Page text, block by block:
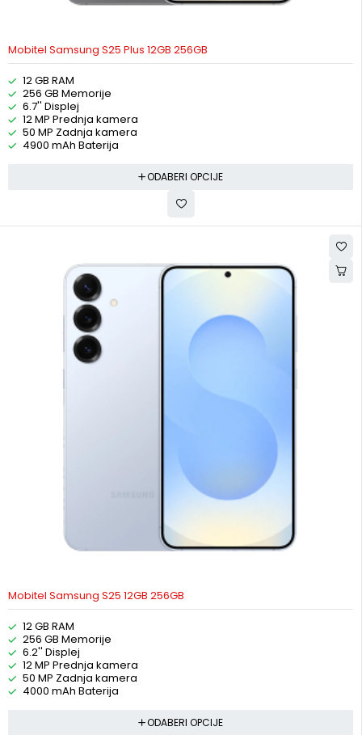
Mobitel Samsung S25 Plus 12GB 256GB
12 GB RAM
256 GB Memorije
6.7'' Displej
12 MP Prednja kamera
50 MP Zadnja kamera
4900 mAh Baterija
ODABERI OPCIJE
Mobitel Samsung S25 12GB 256GB
12 GB RAM
256 GB Memorije
6.2'' Displej
12 MP Prednja kamera
50 MP Zadnja kamera
4000 mAh Baterija
ODABERI OPCIJE